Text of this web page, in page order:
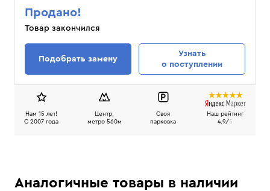
Продано!
Товар закончился
Подобрать замену
Узнать
о поступлении
Нам 15 лет!
C 2007 года
Центр,
метро 560м
Своя
парковка
Наш рейтинг
4.9/5
Аналогичные товары в наличии